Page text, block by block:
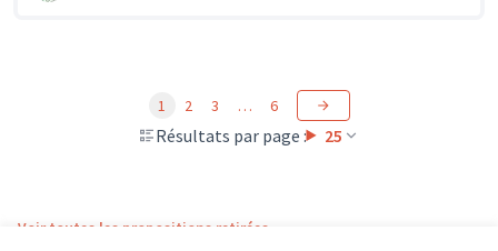
Résultats par page : 25
1 2 3 … 6
Voir toutes les propositions retirées